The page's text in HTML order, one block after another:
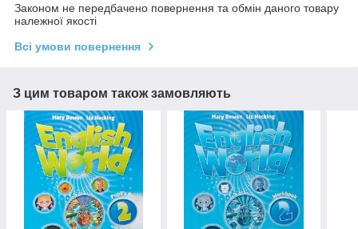
Законом не передбачено повернення та обмін даного товару
належної якості
Всі умови повернення
З цим товаром також замовляють